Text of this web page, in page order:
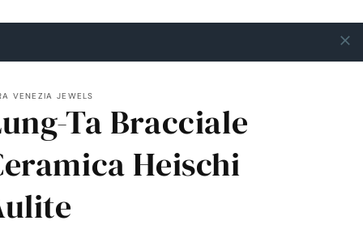
VENEZIA JEWELS
Ta Bracciale
Heischi